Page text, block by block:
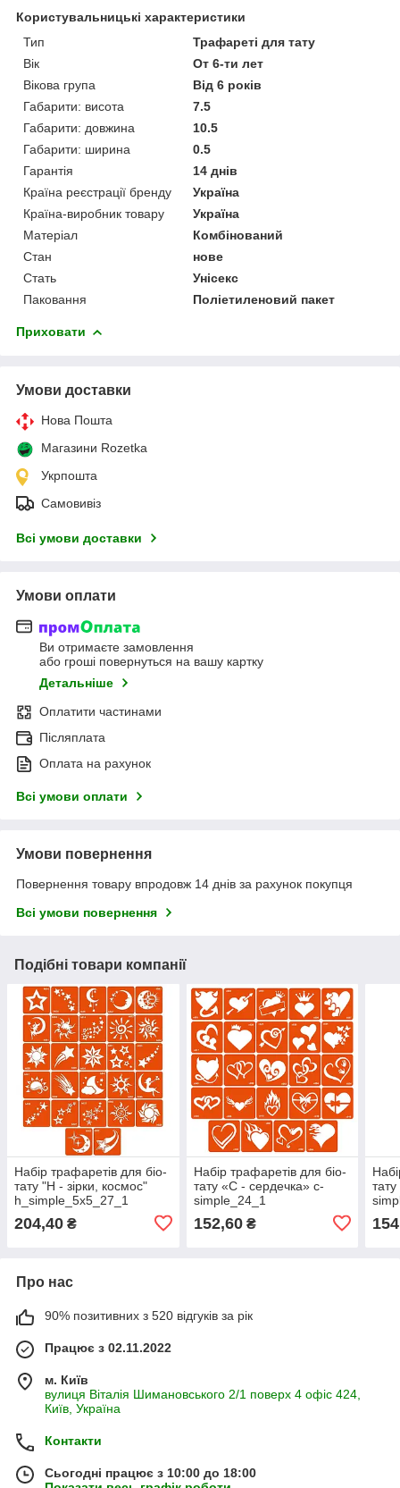
Користувальницькі характеристики
Тип
Трафареті для тату
Вік
От 6-ти лет
Вікова група
Від 6 років
Габарити: висота
7.5
Габарити: довжина
10.5
Габарити: ширина
0.5
Гарантія
14 днів
Країна реєстрації бренду
Україна
Країна-виробник товару
Україна
Матеріал
Комбінований
Стан
нове
Стать
Унісекс
Паковання
Поліетиленовий пакет
Приховати
Умови доставки
Нова Пошта
Магазини Rozetka
Укрпошта
Самовивіз
Всі умови доставки
Умови оплати
Ви отримаєте замовлення
або гроші повернуться на вашу картку
Детальніше
Оплатити частинами
Післяплата
Оплата на рахунок
Всі умови оплати
Умови повернення
Повернення товару впродовж 14 днів за рахунок покупця
Всі умови повернення
Подібні товари компанії
Набір трафаретів для біо-
тату "H - зірки, космос"
h_simple_5x5_27_1
204,40 ₴
Набір трафаретів для біо-
тату «C - сердечка» c-
simple_24_1
152,60₴ 154
Про нас
90% позитивних з 520 відгуків за рік
Працює з 02.11.2022
м. Київ
вулиця Віталія Шимановського 2/1 поверх 4 офіс 424,
Київ, Україна
Контакти
Сьогодні працює з 10:00 до 18:00